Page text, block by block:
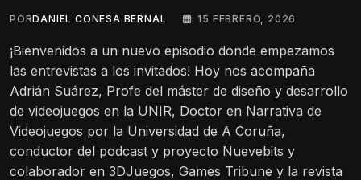
PORDANIEL CONESA BERNAL 15 FEBRERO, 2026
¡Bienvenidos a un nuevo episodio donde empezamos
las entrevistas a los invitados! Hoy nos acompaña
Adrián Suárez, Profe del máster de diseño y desarrollo
de videojuegos en la UNIR, Doctor en Narrativa de
Videojuegos por la Universidad de A Coruña,
conductor del podcast y proyecto Nuevebits y
colaborador en 3DJuegos, Games Tribune y la revista